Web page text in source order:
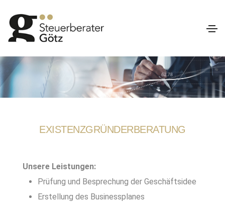
EXISTENZGRÜNDERBERATUNG
Unsere Leistungen:
Prüfung und Besprechung der Geschäftsidee
Erstellung des Businessplanes